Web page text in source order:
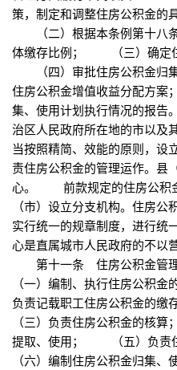
策，制定和调整住房公积金的
（二）根据本条例第十八
体缴存比例； （三）确定住
（四）审批住房公积金
住房公积金增值收益分配方
集、使用计划执行情况的
治区人民政府所在地的市以及
当按照精简、效能的原则，设
责住房公积金的管理运作。县
心。 前款规定的住房公积
（市）设立分支机构。住房
实行统一的规章制度，进行
心是直属城市人民政府的不以
第十一条 住房公积金管
（一）编制、执行住房公积
负责记载职工住房公积金的
（三）负责住房公积金的
提取、使用； （五）负责
（六）编制住房公积金归集